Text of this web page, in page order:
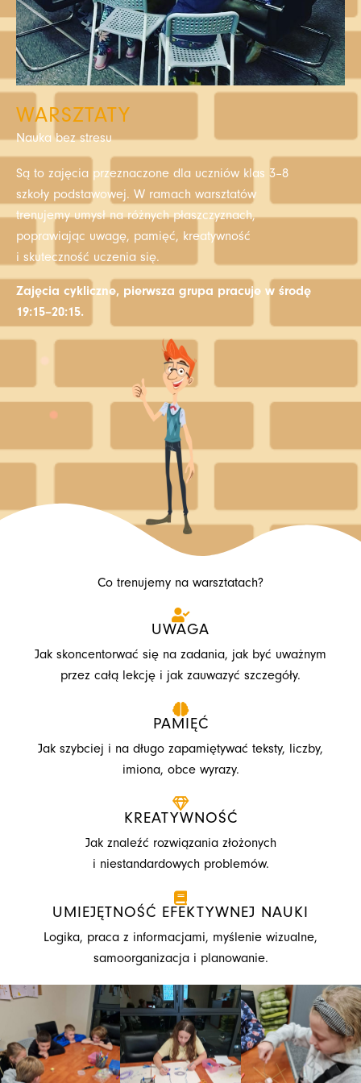
WARSZTATY
Nauka bez stresu
Są to zajęcia przeznaczone dla uczniów klas 3–8
szkoły podstawowej. W ramach warsztatów
trenujemy umysł na różnych płaszczyznach,
poprawiając uwagę, pamięć, kreatywność
i skuteczność uczenia się.
Zajęcia cykliczne, pierwsza grupa pracuje w środę
19:15–20:15.
Co trenujemy na warsztatach?
UWAGA
Jak skoncentorwać się na zadania, jak być uważnym
przez całą lekcję i jak zauwazyć szczegóły.
PAMIĘĆ
Jak szybciej i na długo zapamiętywać teksty, liczby,
imiona, obce wyrazy.
KREATYWNOŚĆ
Jak znaleźć rozwiązania złożonych
i niestandardowych problemów.
UMIEJĘTNOŚĆ EFEKTYWNEJ NAUKI
Logika, praca z informacjami, myślenie wizualne,
samoorganizacja i planowanie.